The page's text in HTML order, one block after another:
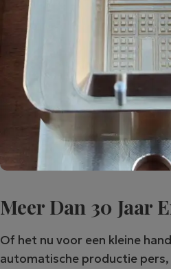
Meer Dan 30 Jaar
Of het nu voor een kleine
automatische productie